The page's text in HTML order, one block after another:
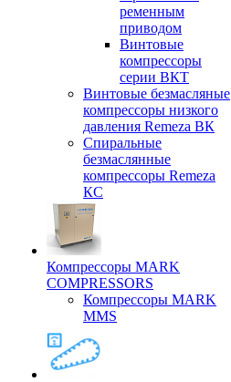
ременным
приводом
Винтовые
компрессоры
серии ВКТ
Винтовые безмасляные
компрессоры низкого
давления Remeza ВК
Спиральные
безмаслянные
компрессоры Remeza
КС
Компрессоры MARK
COMPRESSORS
Компрессоры MARK
MMS